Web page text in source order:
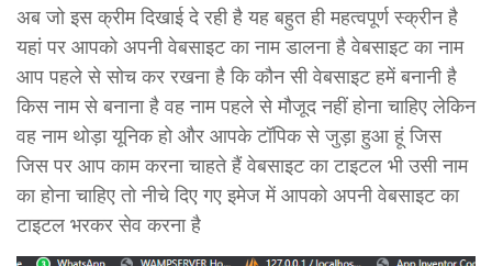
अब जो इस क्रीम दिखाई दे रही है यह बहुत ही महत्वपूर्ण स्क्रीन है
यहां पर आपको अपनी वेबसाइट का नाम डालना है वेबसाइट का नाम
आप पहले से सोच कर रखना है कि कौन सी वेबसाइट हमें बनानी है
किस नाम से बनाना है वह नाम पहले से मौजूद नहीं होना चाहिए लेकिन
वह नाम थोड़ा यूनिक हो और आपके टॉपिक से जुड़ा हुआ हूं जिस
जिस पर आप काम करना चाहते हैं वेबसाइट का टाइटल भी उसी नाम
का होना चाहिए तो नीचे दिए गए इमेज में आपको अपनी वेबसाइट का
टाइटल भरकर सेव करना है